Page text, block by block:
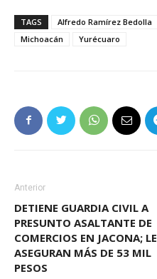
TAGS Alfredo Ramírez Bedolla
Michoacán
Yurécuaro
Anterior
DETIENE GUARDIA CIVIL A
PRESUNTO ASALTANTE DE
COMERCIOS EN JACONA; LE
ASEGURAN MÁS DE 53 MIL
PESOS